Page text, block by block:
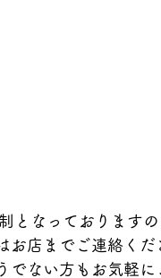
となっております
お店までご連絡くだ
でない方もお気軽に